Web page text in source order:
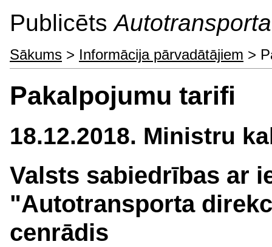
Publicēts
Sākums > Informācija pārvadātājiem >
Pakalpojumu tarifi
18.12.2018. Ministru
Valsts sabiedrības ar
"Autotransporta
cenrādis